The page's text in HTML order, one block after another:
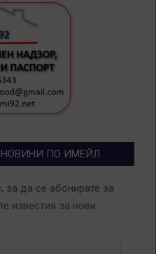
НОВИНИ ПО ИМЕЙЛ
за да се абонирате за
известия за нови